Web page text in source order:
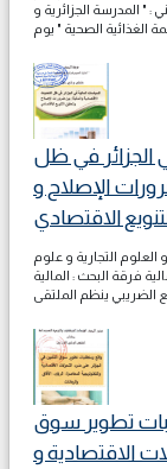
: " المدرسة الجزائرية و
الجزائر في ظل
الإصلاح و
الاقتصادي
التجارية و علوم
فرقة البحث : المالية
تطوير سوق
الاقتصادية و